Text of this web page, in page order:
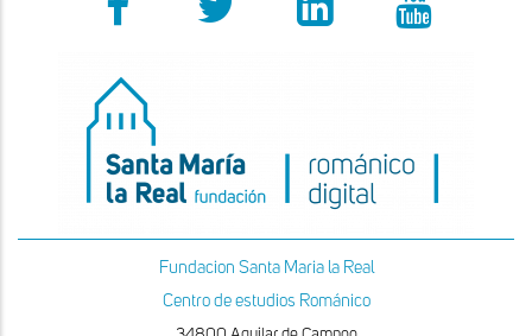
Fundacion Santa Maria la Real
Centro de estudios Románico